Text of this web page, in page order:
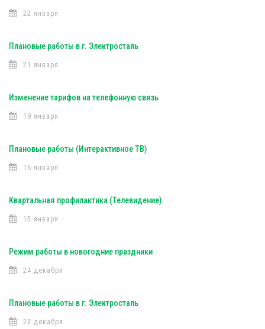
22 января
Плановые работы в г. Электросталь
21 января
Изменение тарифов на телефонную связь
19 января
Плановые работы (Интерактивное ТВ)
16 января
Квартальная профилактика (Телевидение)
15 января
Режим работы в новогодние праздники
24 декабря
Плановые работы в г. Электросталь
23 декабря